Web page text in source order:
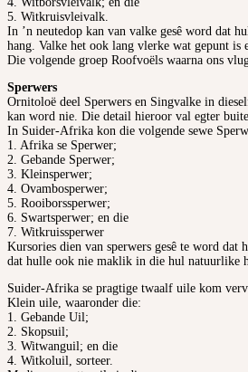
5. Witkruisvleivalk.
In ’n neutedop kan van valke gesê word dat
hang. Valke het ook lang vlerke wat gepunt is
Die volgende groep Roofvoëls waarna ons
Sperwers
Ornitoloë deel Sperwers en Singvalke in
kan word nie. Die detail hieroor val egter
In Suider-Afrika kon die volgende sewe
1. Afrika se Sperwer;
2. Gebande Sperwer;
3. Kleinsperwer;
4. Ovambosperwer;
5. Rooiborssperwer;
6. Swartsperwer; en die
7. Witkruissperwer
Kursories dien van sperwers gesê te word
dat hulle ook nie maklik in die hul natuurlike
Suider-Afrika se pragtige twaalf uile kom
Klein uile, waaronder die:
1. Gebande Uil;
2. Skopsuil;
3. Witwanguil; en die
4. Witkoluil, sorteer.